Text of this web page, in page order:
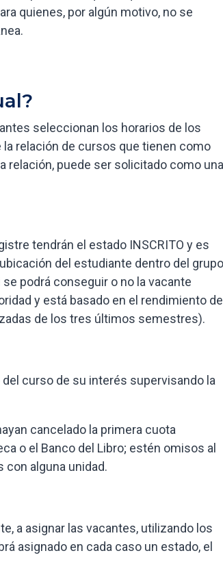
quienes, por algún motivo, no se
seleccionan los horarios de los
relación de cursos que tienen como
relación, puede ser solicitado como una
tendrán el estado INSCRITO y es
del estudiante dentro del grupo
podrá conseguir o no la vacante
y está basado en el rendimiento del
de los tres últimos semestres).
curso de su interés supervisando la
cancelado la primera cuota
o el Banco del Libro; estén omisos al
alguna unidad.
a asignar las vacantes, utilizando los
asignado en cada caso un estado, el